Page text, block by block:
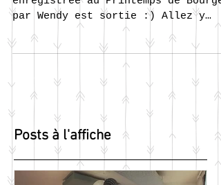
Posts à l'affiche
par Wendy est sortie :) Allez y
jeter un oeil !